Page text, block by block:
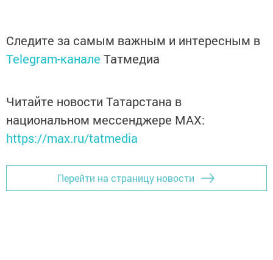
Следите за самым важным и интересным в
Telegram-канале Татмедиа
Читайте новости Татарстана в
национальном мессенджере MАХ:
https://max.ru/tatmedia
Перейти на страницу новости